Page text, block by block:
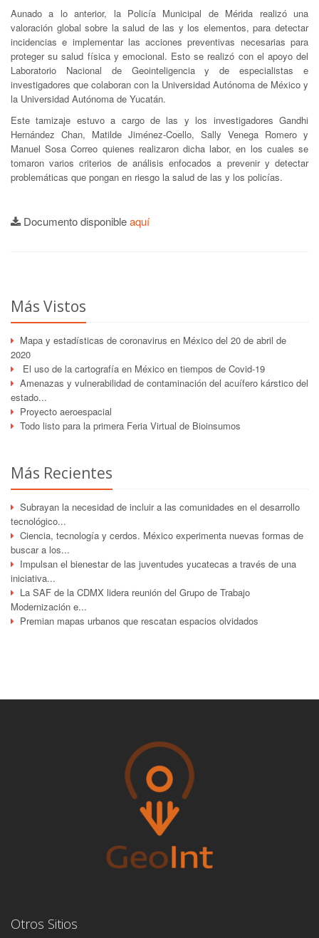
Aunado a lo anterior, la Policía Municipal de Mérida realizó una
valoración global sobre la salud de las y los elementos, para detectar
incidencias e implementar las acciones preventivas necesarias para
proteger su salud física y emocional. Esto se realizó con el apoyo del
Laboratorio Nacional de Geointeligencia y de especialistas e
investigadores que colaboran con la Universidad Autónoma de México y
la Universidad Autónoma de Yucatán.
Este tamizaje estuvo a cargo de las y los investigadores Gandhi
Hernández Chan, Matilde Jiménez-Coello, Sally Venega Romero y
Manuel Sosa Correo quienes realizaron dicha labor, en los cuales se
tomaron varios criterios de análisis enfocados a prevenir y detectar
problemáticas que pongan en riesgo la salud de las y los policías.
Documento disponibleaquí
Más Vistos
Mapa y estadísticas de coronavirus en México del 20 de abril de
2020
El uso de la cartografía en México en tiempos de Covid-19
Amenazas y vulnerabilidad de contaminación del acuífero kárstico del
estado...
Proyecto aeroespacial
Todo listo para la primera Feria Virtual de Bioinsumos
Más Recientes
Subrayan la necesidad de incluir a las comunidades en el desarrollo
tecnológico...
Ciencia, tecnología y cerdos. México experimenta nuevas formas de
buscar a los...
Impulsan el bienestar de las juventudes yucatecas a través de una
iniciativa...
La SAF de la CDMX lidera reunión del Grupo de Trabajo
Modernización e...
Premian mapas urbanos que rescatan espacios olvidados
Otros Sitios